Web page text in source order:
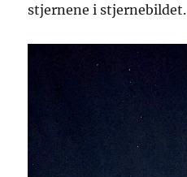
stjernene i stjernebildet.